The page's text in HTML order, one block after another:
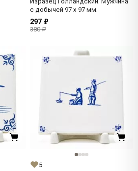
с добычей 97 x 97 мм.
297 ₽
380 ₽
5